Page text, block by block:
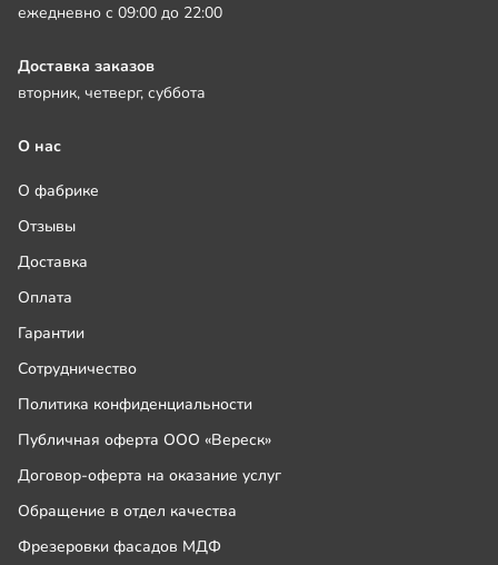
ежедневно с 09:00 до 22:00
Доставка заказов
вторник, четверг, суббота
О нас
О фабрике
Отзывы
Доставка
Оплата
Гарантии
Сотрудничество
Политика конфиденциальности
Публичная оферта ООО «Вереск»
Договор-оферта на оказание услуг
Обращение в отдел качества
Фрезеровки фасадов МДФ